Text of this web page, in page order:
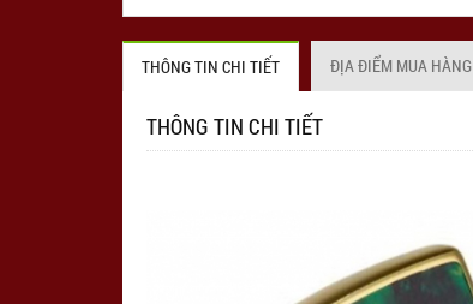
THÔNG TIN CHI TIẾT ĐỊA ĐIỂM MUA HÀNG
THÔNG TIN CHI TIẾT